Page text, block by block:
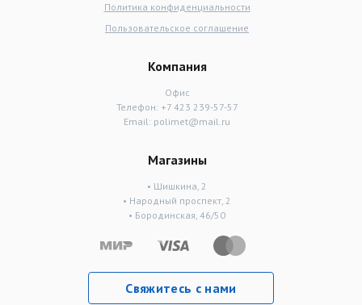
Политика конфиденциальности
Пользовательское соглашение
Компания
Офис
Телефон: +7 423 239-57-57
Email: polimet@mail.ru
Магазины
• Шишкина, 2
• Народный проспект, 2
• Бородинская, 46/50
Свяжитесь с нами